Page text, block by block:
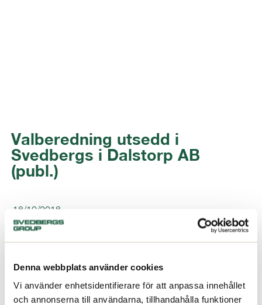
Denna webbplats använder cookies
Vi använder enhetsidentifierare för att anpassa innehållet
och annonserna till användarna, tillhandahålla funktioner
Valberedning utsedd i
Svedbergs i Dalstorp AB
(publ.)
18/10/2018